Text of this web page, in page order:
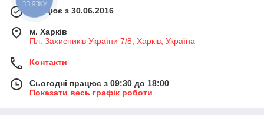
Працює з 30.06.2016
м. Харків
Пл. Захисників України 7/8, Харків, Україна
Контакти
Сьогодні працює з 09:30 до 18:00
Показати весь графік роботи
ЗВ'ЯЗКУ